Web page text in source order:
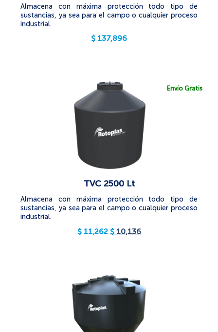
Almacena con máxima protección todo tipo de
sustancias, ya sea para el campo o cualquier proceso
industrial.
$ 137,896
Envío Gratis
TVC 2500 Lt
Almacena con máxima protección todo tipo de
sustancias, ya sea para el campo o cualquier proceso
industrial.
$11,262 $ 10,136